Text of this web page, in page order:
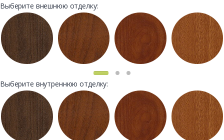
Выберите внешнюю отделку:
Выберите внутреннюю отделку: